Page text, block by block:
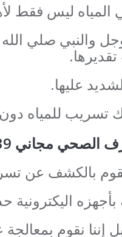
ليس فقط
والنبي صلي
عليها.
تسريب للمياه
مجاني 0507273739
بالكشف عن
اليكترونية
نقوم بمعالجة